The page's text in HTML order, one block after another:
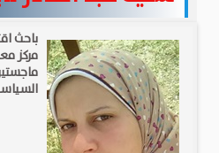
باحث
مركز